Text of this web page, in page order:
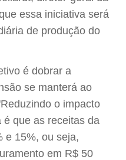
essa iniciativa será
de produção do
é dobrar a
se manterá ao
o impacto
é que as receitas da
e 15%, ou seja,
em R$ 50